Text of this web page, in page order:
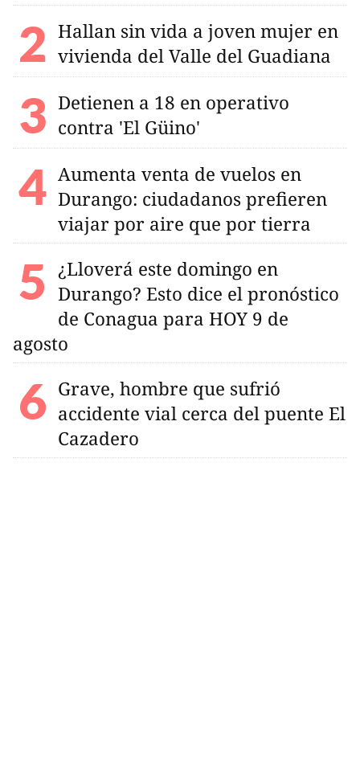
Hallan sin vida a joven mujer en
vivienda del Valle del Guadiana
Detienen a 18 en operativo
contra 'El Güino'
Aumenta venta de vuelos en
Durango: ciudadanos prefieren
viajar por aire que por tierra
¿Lloverá este domingo en
Durango? Esto dice el pronóstico
de Conagua para HOY 9 de
agosto
Grave, hombre que sufrió
accidente vial cerca del puente El
Cazadero